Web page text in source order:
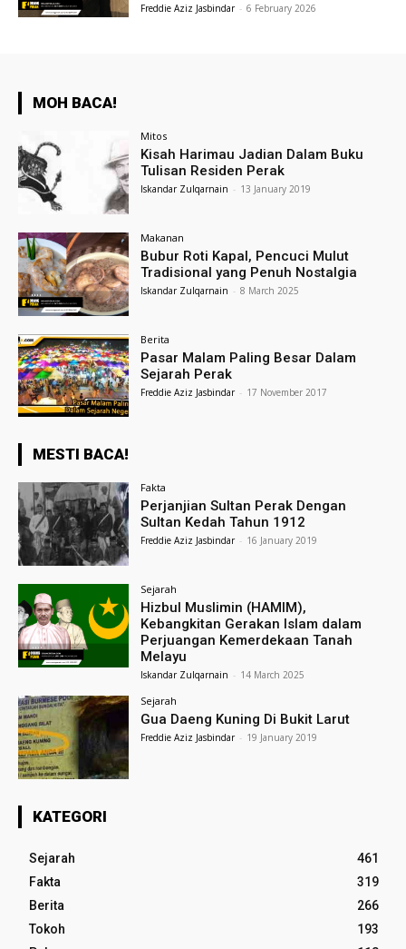
Freddie Aziz Jasbindar - 6 February 2026
MOH BACA!
Mitos
Kisah Harimau Jadian Dalam Buku
Tulisan Residen Perak
Iskandar Zulqarnain - 13 January 2019
Makanan
Bubur Roti Kapal, Pencuci Mulut
Tradisional yang Penuh Nostalgia
Iskandar Zulqarnain - 8 March 2025
Berita
Pasar Malam Paling Besar Dalam
Sejarah Perak
Freddie Aziz Jasbindar - 17 November 2017
MESTI BACA!
Fakta
Perjanjian Sultan Perak Dengan
Sultan Kedah Tahun 1912
Freddie Aziz Jasbindar - 16 January 2019
Sejarah
Hizbul Muslimin (HAMIM),
Kebangkitan Gerakan Islam dalam
Perjuangan Kemerdekaan Tanah
Melayu
Iskandar Zulqarnain - 14 March 2025
Sejarah
Gua Daeng Kuning Di Bukit Larut
Freddie Aziz Jasbindar - 19 January 2019
KATEGORI
Sejarah
461
Fakta
319
Berita
266
Tokoh
193